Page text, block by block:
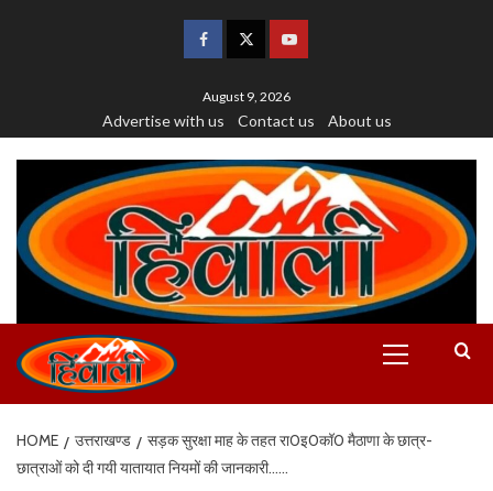
August 9, 2026
Advertise with us Contact us About us
HOME उत्तराखण्ड
सड़क सुरक्षा माह के तहत रा0इ0कॉ0 मैठाणा के छात्र-
छात्राओं को दी गयी यातायात नियमों की जानकारी……